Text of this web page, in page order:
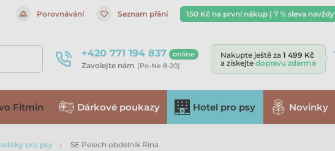
Porovnávání Seznam přání 150 Kč na první nákup | 7 % sleva navždy
+420 771 194 837 online
Zavolejte nám (Po-Ne 8-20)
Nakupte ještě za 1 499 Kč
a získejte dopravu zdarma
Fitmin Dárkové poukazy Hotel pro psy Novinky
pro psy SE Pelech obdélník Rina